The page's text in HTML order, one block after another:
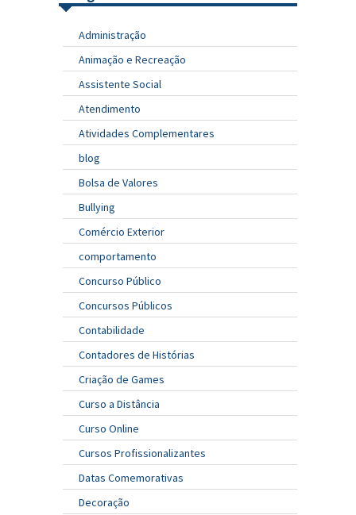
Administração
Animação e Recreação
Assistente Social
Atendimento
Atividades Complementares
blog
Bolsa de Valores
Bullying
Comércio Exterior
comportamento
Concurso Público
Concursos Públicos
Contabilidade
Contadores de Histórias
Criação de Games
Curso a Distância
Curso Online
Cursos Profissionalizantes
Datas Comemorativas
Decoração